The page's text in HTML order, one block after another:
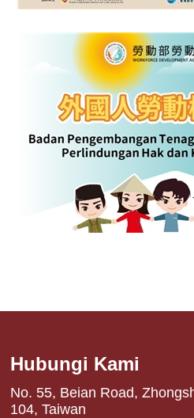
Hubungi Kami
No. 55, Beian Road,
104, Taiwan